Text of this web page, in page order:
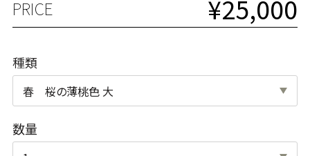
PRICE ¥25,000
種類
数量